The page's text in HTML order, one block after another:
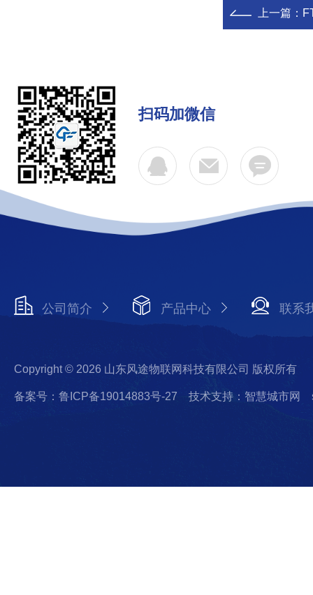
上一篇：
扫码加微信
公司简介 产品中心 联系
Copyright © 2026 山东风途物联网科技有限公司 版权所有
备案号：鲁ICP备19014883号-27 技术支持：智慧城市网